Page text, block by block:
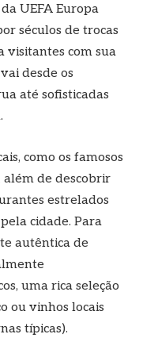
UEFA Europa
séculos de trocas
visitantes com sua
desde os
até sofisticadas
como os famosos
além de descobrir
estrelados
cidade. Para
autêntica de
uma rica seleção
ou vinhos locais
típicas).